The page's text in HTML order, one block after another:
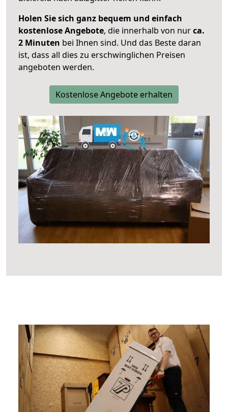
Holen Sie sich ganz bequem und einfach
kostenlose Angebote, die innerhalb von nurca.
2 Minuten bei Ihnen sind. Und das Beste daran
ist, dass all dies zu erschwinglichen Preisen
angeboten werden.
Kostenlose Angebote erhalten